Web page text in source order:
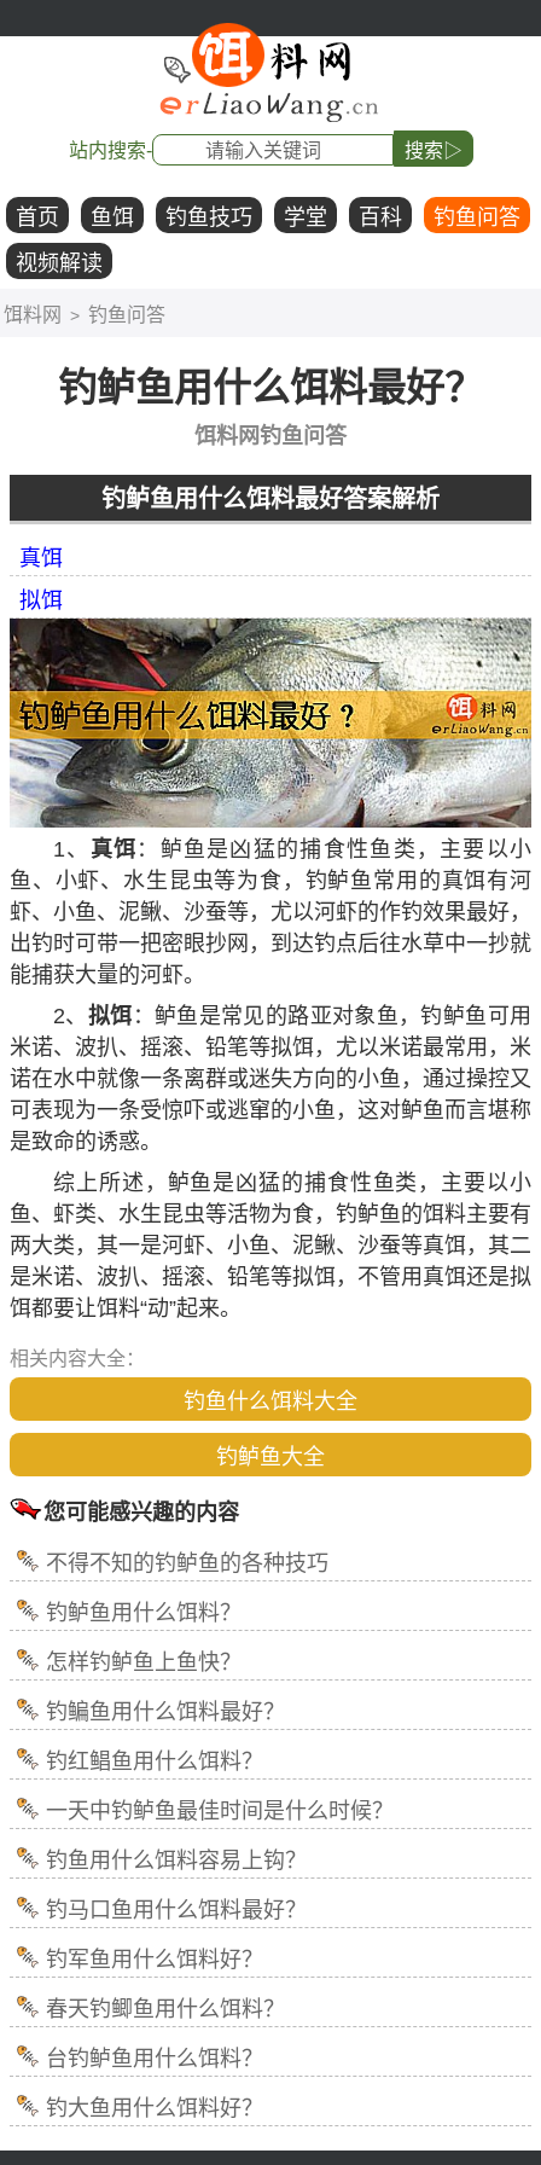
站内搜索- 搜索▷
首页 鱼饵 钓鱼技巧 学堂 百科
钓鱼问答
视频解读
饵料网 > 钓鱼问答
钓鲈鱼用什么饵料最好？
饵料网钓鱼问答
钓鲈鱼用什么饵料最好答案解析
真饵
拟饵
1、 真饵 ：鲈鱼是凶猛的捕食性鱼类，主要以小
鱼、小虾、水生昆虫等为食，钓鲈鱼常用的真饵有河
虾、小鱼、泥鳅、沙蚕等，尤以河虾的作钓效果最好，
出钓时可带一把密眼抄网，到达钓点后往水草中一抄就
能捕获大量的河虾。
2、 拟饵 ：鲈鱼是常见的路亚对象鱼，钓鲈鱼可用
米诺、波扒、摇滚、铅笔等拟饵，尤以米诺最常用，米
诺在水中就像一条离群或迷失方向的小鱼，通过操控又
可表现为一条受惊吓或逃窜的小鱼，这对鲈鱼而言堪称
是致命的诱惑。
综上所述，鲈鱼是凶猛的捕食性鱼类，主要以小
鱼、虾类、水生昆虫等活物为食，钓鲈鱼的饵料主要有
两大类，其一是河虾、小鱼、泥鳅、沙蚕等真饵，其二
是米诺、波扒、摇滚、铅笔等拟饵，不管用真饵还是拟
饵都要让饵料“动”起来。
相关内容大全：
钓鱼什么饵料大全
钓鲈鱼大全
您可能感兴趣的内容
不得不知的钓鲈鱼的各种技巧
钓鲈鱼用什么饵料？
怎样钓鲈鱼上鱼快？
钓鳊鱼用什么饵料最好？
钓红鲳鱼用什么饵料？
一天中钓鲈鱼最佳时间是什么时候？
钓鱼用什么饵料容易上钩？
钓马口鱼用什么饵料最好？
钓军鱼用什么饵料好？
春天钓鲫鱼用什么饵料？
台钓鲈鱼用什么饵料？
钓大鱼用什么饵料好？